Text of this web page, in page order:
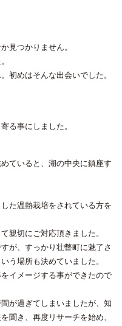
見つかりません。
初めはそんな出会いでした。
る事にしました。
ていると、湖の中央に鎮座す
た温熱栽培をされている方を
親切にご対応頂きました。
が、すっかり壮瞥町に魅了さ
う場所も決めていました。
イメージする事ができたので
が過ぎてしまいましたが、知
聞き、再度リサーチを始め、